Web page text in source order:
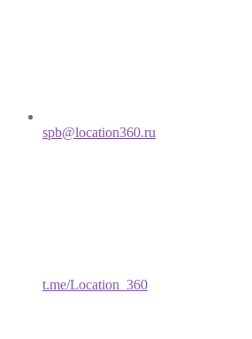
spb@location360.ru
t.me/Location_360